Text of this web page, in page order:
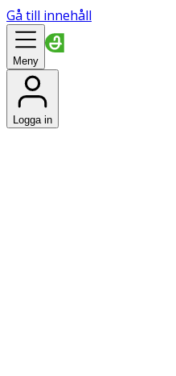
Gå till innehåll
Meny
Logga in